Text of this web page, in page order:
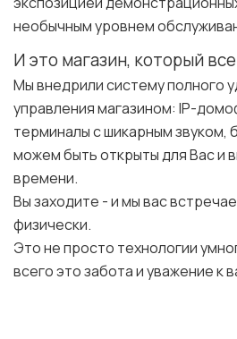
необычным уровнем
И это магазин, который
Мы внедрили систему полного
управления магазином: IP-
терминалы с шикарным звуком,
можем быть открыты для Вас и
времени.
Вы заходите - и мы вас
физически.
Это не просто технологии
всего это забота и уважение к